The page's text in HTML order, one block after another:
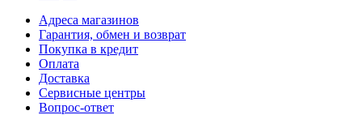
Адреса магазинов
Гарантия, обмен и возврат
Покупка в кредит
Оплата
Доставка
Сервисные центры
Вопрос-ответ